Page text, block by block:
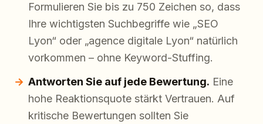
Formulieren Sie bis zu 750 Zeichen so, dass
Ihre wichtigsten Suchbegriffe wie „SEO
Lyon“ oder „agence digitale Lyon“ natürlich
vorkommen – ohne Keyword-Stuffing.
Antworten Sie auf jede Bewertung. Eine
hohe Reaktionsquote stärkt Vertrauen. Auf
kritische Bewertungen sollten Sie